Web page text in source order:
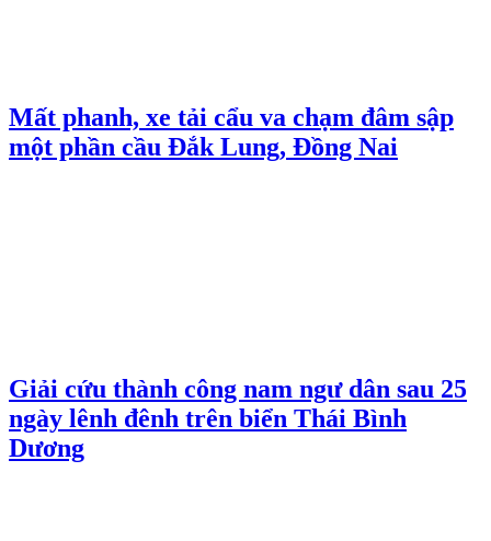
Mất phanh, xe tải cẩu va chạm đâm sập
một phần cầu Đắk Lung, Đồng Nai
Giải cứu thành công nam ngư dân sau 25
ngày lênh đênh trên biển Thái Bình
Dương